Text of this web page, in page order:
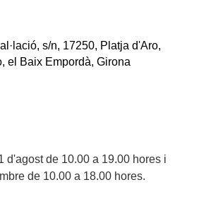
s/n, 17250, Platja d'Aro,
el Baix Empordà, Girona
d'agost de 10.00 a 19.00 hores i
de 10.00 a 18.00 hores.